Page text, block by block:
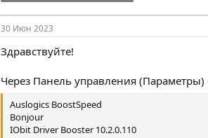
88.7 KB · Просмотры: 2
30 Июн 2023
Здравствуйте!
Через Панель управления
Auslogics BoostSpeed
Bonjour
IObit Driver Booster 10.2.0.110